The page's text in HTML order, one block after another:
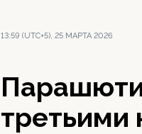
13:59 (UTC+5), 25 МАРТА 2026
третьими